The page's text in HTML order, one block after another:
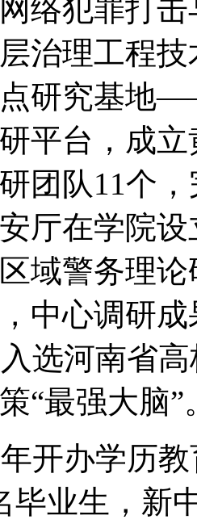
络犯罪打
治理工程
研究基地
平台，成
团队11个
厅在学院
域警务理
中心调研
选河南省
“最强大脑”
开办学历
毕业生，新